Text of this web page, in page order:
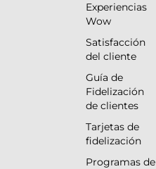
Experiencias
Wow
Satisfacción
del cliente
Guía de
Fidelización
de clientes
Tarjetas de
fidelización
Programas de